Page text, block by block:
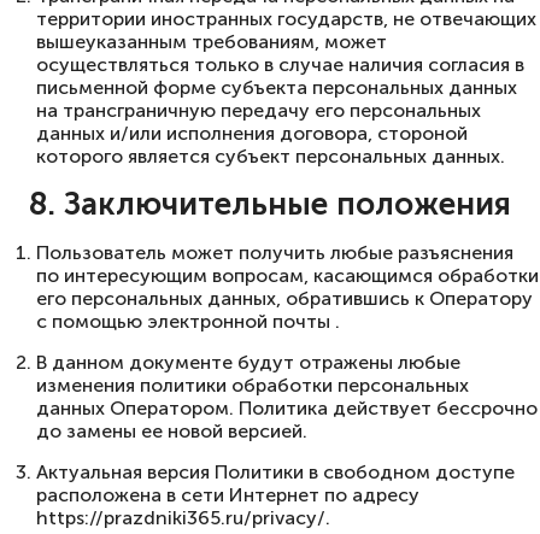
территории иностранных государств, не отвечающих
вышеуказанным требованиям, может
осуществляться только в случае наличия согласия в
письменной форме субъекта персональных данных
на трансграничную передачу его персональных
данных и/или исполнения договора, стороной
которого является субъект персональных данных.
8. Заключительные положения
Пользователь может получить любые разъяснения
по интересующим вопросам, касающимся обработки
его персональных данных, обратившись к Оператору
с помощью электронной почты .
В данном документе будут отражены любые
изменения политики обработки персональных
данных Оператором. Политика действует бессрочно
до замены ее новой версией.
Актуальная версия Политики в свободном доступе
расположена в сети Интернет по адресу
https://prazdniki365.ru/privacy/.